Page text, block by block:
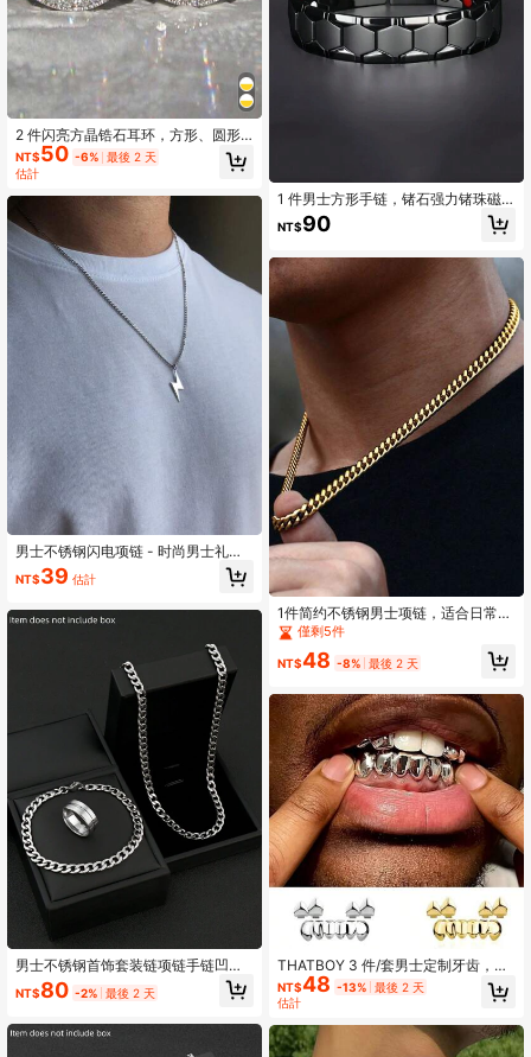
2 件闪亮方晶锆石耳环，方形、圆形
和心形，抛光，男女通用嘻哈珠宝，
周年纪念/生日/情人节礼物
NT$50 -6% 最後 2 天
估計
男士不锈钢闪电项链 - 时尚男士礼
物，男友项链，马衔铁链 - 男女通用
配饰圣诞新年情人节节日礼物
NT$39 估計
男士不锈钢首饰套装链项链手链凹陷
戒指嘻哈时尚简约风格适合日常佩戴
节日礼物（商品不含包装盒）
NT$80 -2% 最後 2 天
1 件男士方形手链，锗石强力锗珠磁
性四合一腕饰，宽版，时尚，圣诞
节、新年、情人节节日礼物
NT$90
1件简约不锈钢男士项链，适合日常佩
戴，可作为派对、圣诞节、新年、情
人节和其他节日的珠宝礼物。
僅剩5件
NT$48 -8% 最後 2 天
THATBOY 3 件/套男士定制牙齿，适
用于日常装饰、送给家人和朋友的礼
物、送给男朋友/女朋友的节日生日礼
物、说唱歌手派对服装
NT$48 -13% 最後 2 天
估計